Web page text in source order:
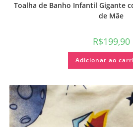
Toalha de Banho Infantil Gigante
de Mãe
R$199,90
Adicionar ao